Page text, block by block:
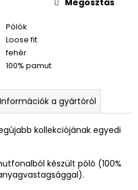
Pólók
Loose fit
fehér
100% pamut
Információk a gyártóról
kollekciójának egyedi
készült póló (100%